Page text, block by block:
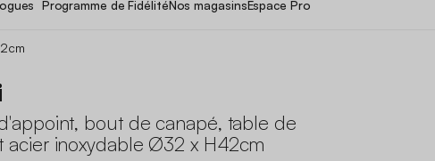
Programme de FidélitéNos magasinsEspace Pro
bout de canapé, table de
acier inoxydable Ø32 x H42cm